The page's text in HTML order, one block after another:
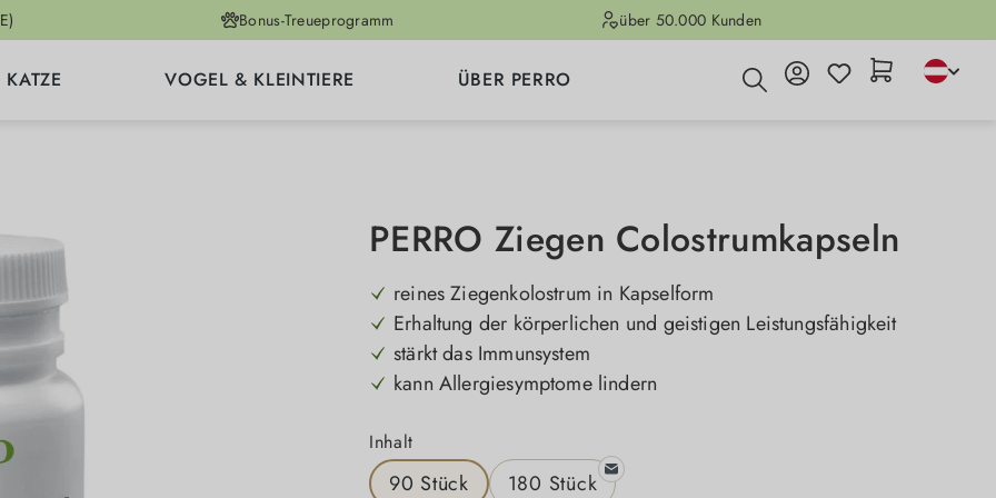
Bonus-Treueprogramm über 50.000 Kunden
KATZE VOGEL & KLEINTIERE ÜBER PERRO
PERRO Ziegen Colostrumkapseln
reines Ziegenkolostrum in Kapselform
Erhaltung der körperlichen und geistigen Leistungsfähigkeit
stärkt das Immunsystem
kann Allergiesymptome lindern
Inhaltauswählen
90 Stück 180 Stück